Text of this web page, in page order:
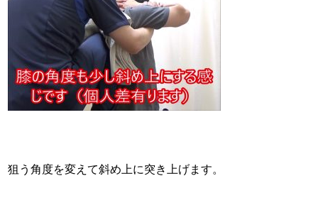
狙う角度を変えて斜め上に突き上げます。